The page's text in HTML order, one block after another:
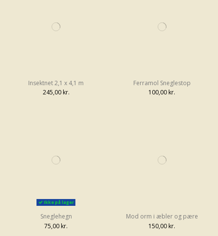
Insektnet 2,1 x 4,1 m
245,00 kr.
Ferramol Sneglestop
100,00 kr.
Ikke på lager
Sneglehegn
75,00 kr.
Mod orm i æbler og pære
150,00 kr.